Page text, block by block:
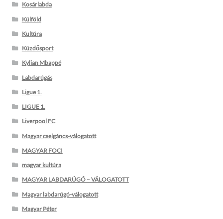
Kosárlabda
Külföld
Kultúra
Küzdősport
Kylian Mbappé
Labdarúgás
Ligue 1.
LIGUE 1.
Liverpool FC
Magyar cselgáncs-válogatott
MAGYAR FOCI
magyar kultúra
MAGYAR LABDARÚGÓ – VÁLOGATOTT
Magyar labdarúgó-válogatott
Magyar Péter